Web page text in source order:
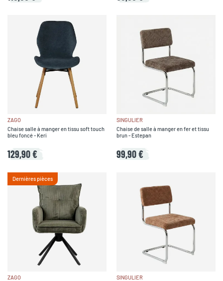
ZAGO
Chaise salle à manger en tissu soft touch
bleu foncé - Keri
129,90 €
SINGULIER
Chaise de salle à manger en fer et tissu
brun - Estepan
99,90 €
Dernières pièces
ZAGO
SINGULIER